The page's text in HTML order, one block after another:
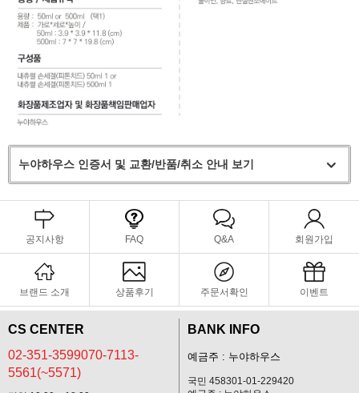
누야하우스 인증서 및 교환/반품/취소 안내 보기
공지사항 FAQ Q&A 회원가입
브랜드 소개 상품후기 주문서확인 이벤트
CS CENTER
02-351-3599070-7113-
5561(~5571)
BANK INFO
예금주 : 누야하우스
국민 458301-01-229420